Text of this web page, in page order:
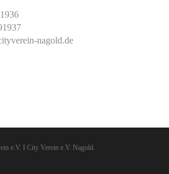
nagold.de
e.V. I City Verein e.V. Nagold.